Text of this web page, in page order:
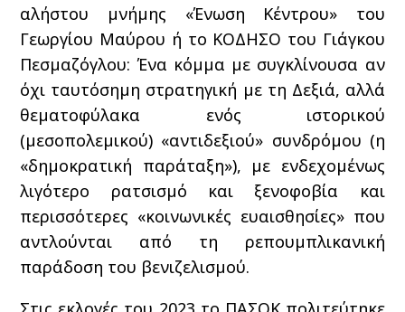
αλήστου μνήμης «Ένωση Κέντρου» του
Γεωργίου Μαύρου ή το ΚΟΔΗΣΟ του Γιάγκου
Πεσμαζόγλου: Ένα κόμμα με συγκλίνουσα αν
όχι ταυτόσημη στρατηγική με τη Δεξιά, αλλά
θεματοφύλακα ενός ιστορικού
(μεσοπολεμικού) «αντιδεξιού» συνδρόμου (η
«δημοκρατική παράταξη»), με ενδεχομένως
λιγότερο ρατσισμό και ξενοφοβία και
περισσότερες «κοινωνικές ευαισθησίες» που
αντλούνται από τη ρεπουμπλικανική
παράδοση του βενιζελισμού.